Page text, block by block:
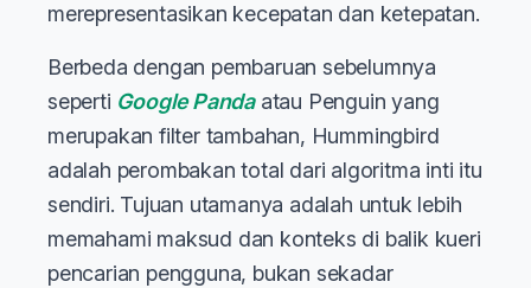
merepresentasikan kecepatan dan ketepatan.
Berbeda dengan pembaruan sebelumnya
seperti Google Pandaatau Penguin yang
merupakan filter tambahan, Hummingbird
adalah perombakan total dari algoritma inti itu
sendiri. Tujuan utamanya adalah untuk lebih
memahami maksud dan konteks di balik kueri
pencarian pengguna, bukan sekadar